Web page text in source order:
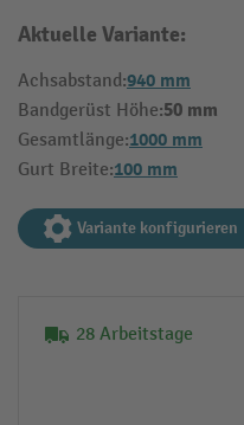
Aktuelle Variante:
Achsabstand:940 mm
Bandgerüst Höhe:50 mm
Gesamtlänge:1000 mm
Gurt Breite:100 mm
Variante konfigurieren
28 Arbeitstage